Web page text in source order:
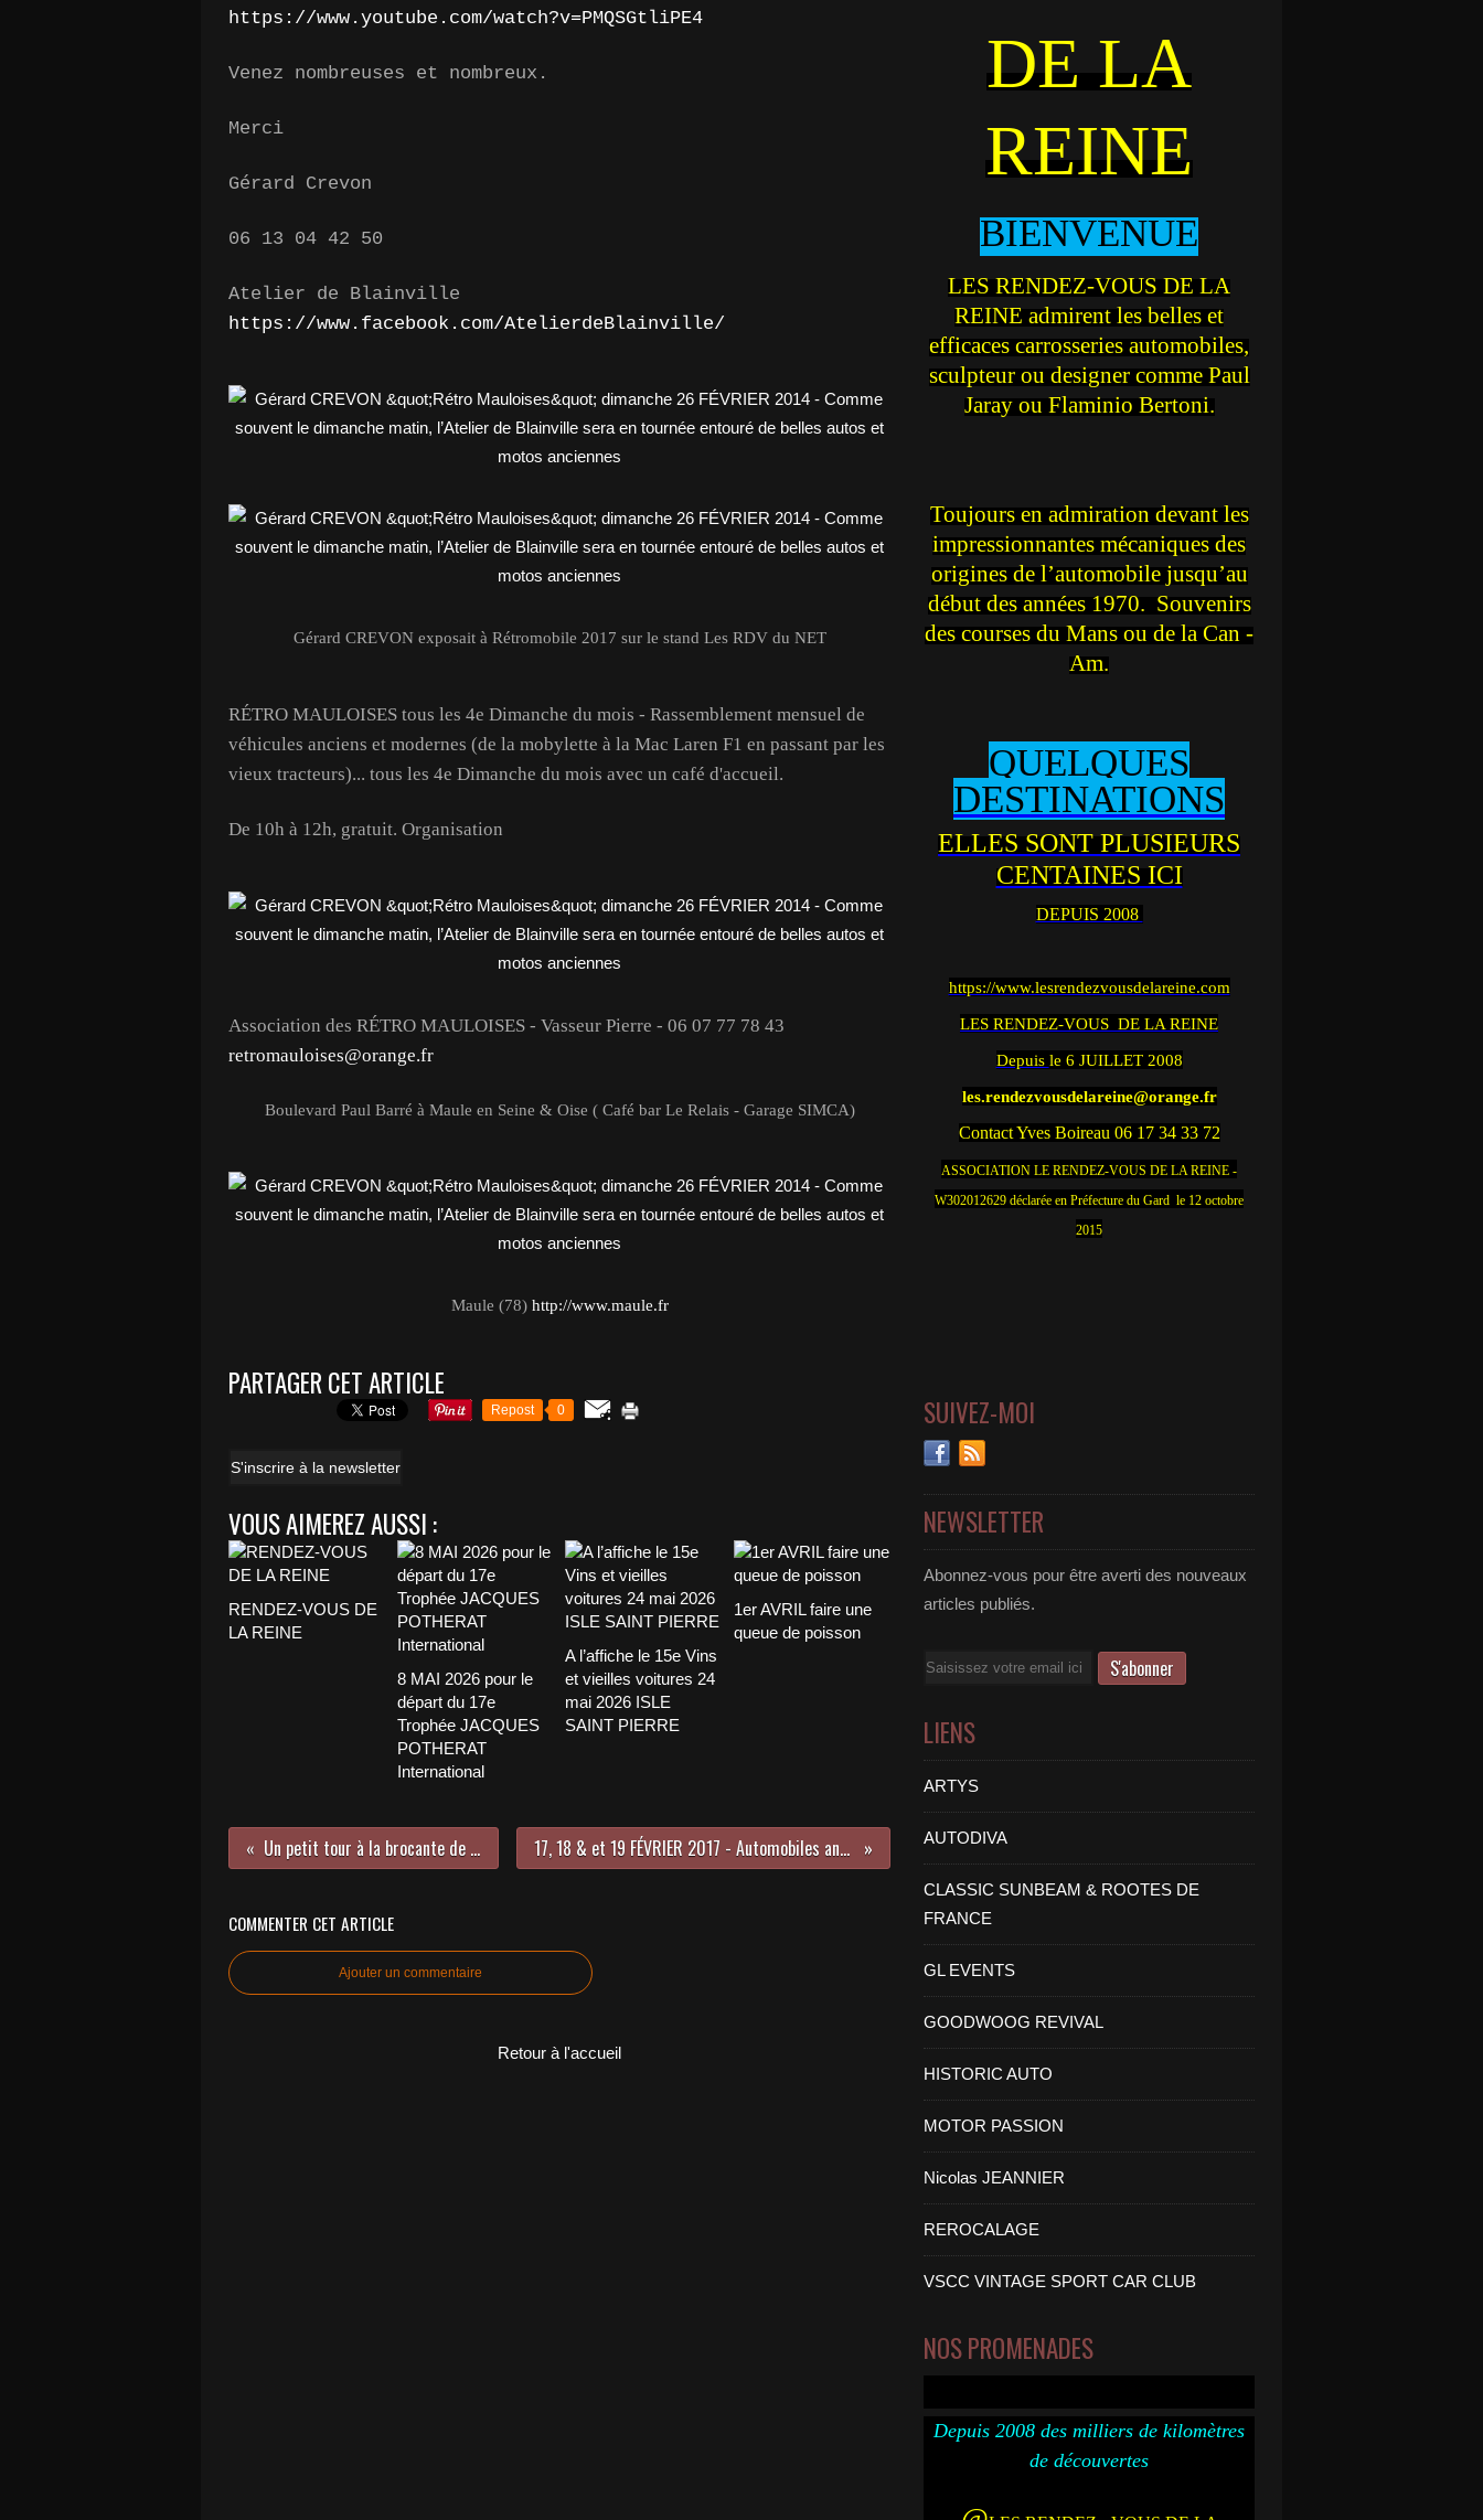
https://www.youtube.com/watch?v=PMQSGtliPE4
Venez nombreuses et nombreux.
Merci
Gérard Crevon
06 13 04 42 50
Atelier de Blainville
https://www.facebook.com/AtelierdeBlainville/
Gérard CREVON exposait à Rétromobile 2017 sur le stand Les RDV du NET
RÉTRO MAULOISES tous les 4e Dimanche du mois - Rassemblement mensuel de
véhicules anciens et modernes (de la mobylette à la Mac Laren F1 en passant par les
vieux tracteurs)... tous les 4e Dimanche du mois avec un café d'accueil.
De 10h à 12h, gratuit. Organisation
Association des RÉTRO MAULOISES - Vasseur Pierre - 06 07 77 78 43
retromauloises@orange.fr
Boulevard Paul Barré à Maule en Seine & Oise ( Café bar Le Relais - Garage SIMCA)
Maule (78) http://www.maule.fr
PARTAGER CET ARTICLE
Repost 0
S'inscrire à la newsletter
VOUS AIMEREZ AUSSI :
RENDEZ-VOUS DE
LA REINE
8 MAI 2026 pour le
départ du 17e
Trophée JACQUES
POTHERAT
International
A l’affiche le 15e Vins
et vieilles voitures 24
mai 2026 ISLE
SAINT PIERRE
1er AVRIL faire une
queue de poisson
Un petit tour à la brocante de Villeneuve lez Avignon (30) 17, 18 & et 19 FÉVRIER 2017 - Automobiles anciennes de passage à Rambouillet (78)
COMMENTER CET ARTICLE
Ajouter un commentaire
Retour à l'accueil
DE LA
REINE
BIENVENUE
LES RENDEZ-VOUS DE LA
REINE admirent les belles et
efficaces carrosseries automobiles,
sculpteur ou designer comme Paul
Jaray ou Flaminio Bertoni.
Toujours en admiration devant les
impressionnantes mécaniques des
origines de l’automobile jusqu’au
début des années 1970. Souvenirs
des courses du Mans ou de la Can -
Am.
QUELQUES
DESTINATIONS
ELLES SONT PLUSIEURS
CENTAINES ICI
DEPUIS 2008
https://www.lesrendezvousdelareine.com
LES RENDEZ-VOUS DE LA REINE
Depuis le 6 JUILLET 2008
les.rendezvousdelareine@orange.fr
Contact Yves Boireau 06 17 34 33 72
ASSOCIATION LE RENDEZ-VOUS DE LA REINE -
W302012629 déclarée en Préfecture du Gard le 12 octobre
2015
SUIVEZ-MOI
NEWSLETTER
Abonnez-vous pour être averti des nouveaux
articles publiés.
Email
LIENS
ARTYS
AUTODIVA
CLASSIC SUNBEAM & ROOTES DE
FRANCE
GL EVENTS
GOODWOOG REVIVAL
HISTORIC AUTO
MOTOR PASSION
Nicolas JEANNIER
REROCALAGE
VSCC VINTAGE SPORT CAR CLUB
NOS PROMENADES
Depuis 2008 des milliers de kilomètres
de découvertes